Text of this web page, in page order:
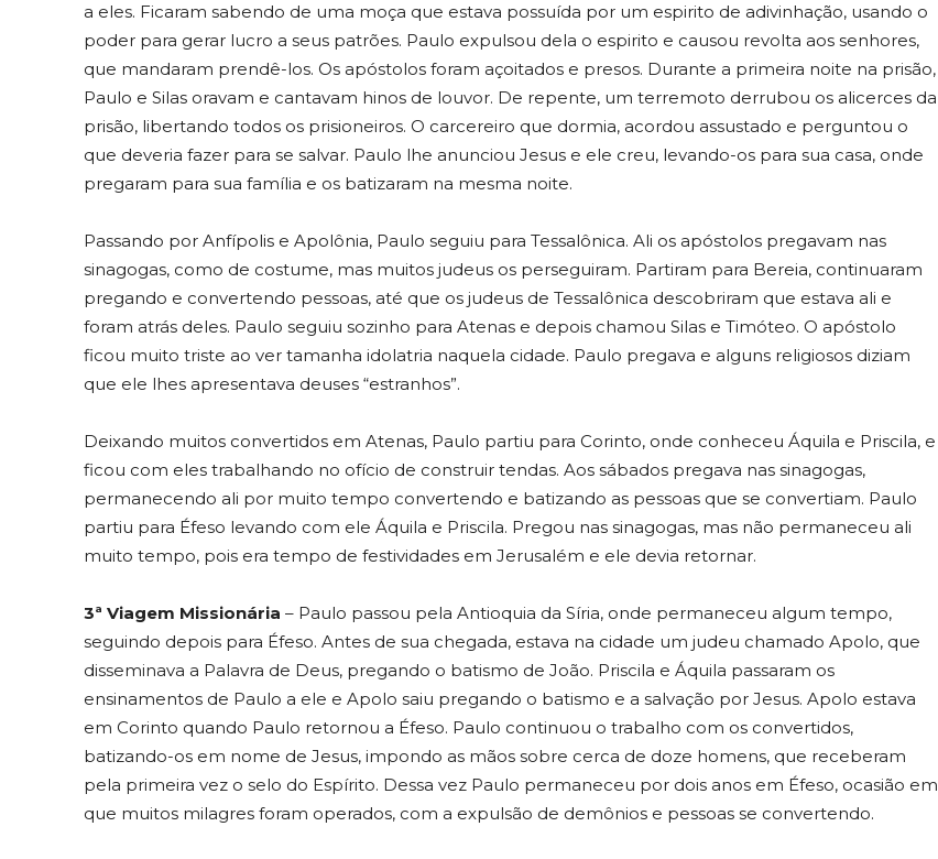
a eles. Ficaram sabendo de uma moça que estava possuída por um espirito de adivinhação, usando o
poder para gerar lucro a seus patrões. Paulo expulsou dela o espirito e causou revolta aos senhores,
que mandaram prendê-los. Os apóstolos foram açoitados e presos. Durante a primeira noite na prisão,
Paulo e Silas oravam e cantavam hinos de louvor. De repente, um terremoto derrubou os alicerces da
prisão, libertando todos os prisioneiros. O carcereiro que dormia, acordou assustado e perguntou o
que deveria fazer para se salvar. Paulo lhe anunciou Jesus e ele creu, levando-os para sua casa, onde
pregaram para sua família e os batizaram na mesma noite.
Passando por Anfípolis e Apolônia, Paulo seguiu para Tessalônica. Ali os apóstolos pregavam nas
sinagogas, como de costume, mas muitos judeus os perseguiram. Partiram para Bereia, continuaram
pregando e convertendo pessoas, até que os judeus de Tessalônica descobriram que estava ali e
foram atrás deles. Paulo seguiu sozinho para Atenas e depois chamou Silas e Timóteo. O apóstolo
ficou muito triste ao ver tamanha idolatria naquela cidade. Paulo pregava e alguns religiosos diziam
que ele lhes apresentava deuses “estranhos”.
Deixando muitos convertidos em Atenas, Paulo partiu para Corinto, onde conheceu Áquila e Priscila, e
ficou com eles trabalhando no ofício de construir tendas. Aos sábados pregava nas sinagogas,
permanecendo ali por muito tempo convertendo e batizando as pessoas que se convertiam. Paulo
partiu para Éfeso levando com ele Áquila e Priscila. Pregou nas sinagogas, mas não permaneceu ali
muito tempo, pois era tempo de festividades em Jerusalém e ele devia retornar.
3ª Viagem Missionária – Paulo passou pela Antioquia da Síria, onde permaneceu algum tempo,
seguindo depois para Éfeso. Antes de sua chegada, estava na cidade um judeu chamado Apolo, que
disseminava a Palavra de Deus, pregando o batismo de João. Priscila e Áquila passaram os
ensinamentos de Paulo a ele e Apolo saiu pregando o batismo e a salvação por Jesus. Apolo estava
em Corinto quando Paulo retornou a Éfeso. Paulo continuou o trabalho com os convertidos,
batizando-os em nome de Jesus, impondo as mãos sobre cerca de doze homens, que receberam
pela primeira vez o selo do Espírito. Dessa vez Paulo permaneceu por dois anos em Éfeso, ocasião em
que muitos milagres foram operados, com a expulsão de demônios e pessoas se convertendo.